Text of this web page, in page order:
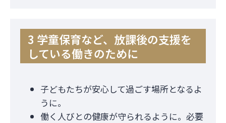
3 学童保育など、放課後の支援を
している働きのために
子どもたちが安心して過ごす場所となるよ
うに。
働く人びとの健康が守られるように。必要